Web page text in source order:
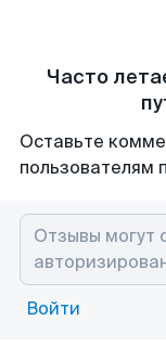
Часто
Оставьте
пользователям
Войти